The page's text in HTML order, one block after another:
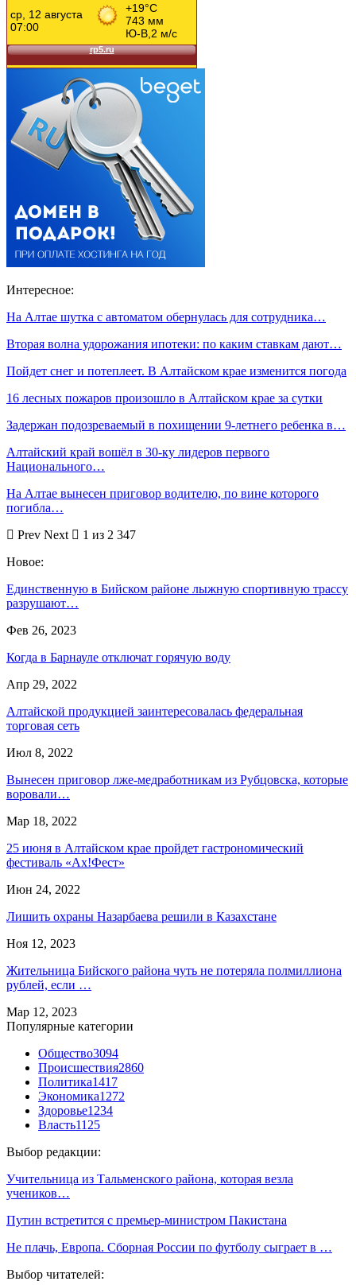
Интересное:
На Алтае шутка с автоматом обернулась для сотрудника…
Вторая волна удорожания ипотеки: по каким ставкам дают…
Пойдет снег и потеплеет. В Алтайском крае изменится погода
16 лесных пожаров произошло в Алтайском крае за сутки
Задержан подозреваемый в похищении 9-летнего ребенка в…
Алтайский край вошёл в 30-ку лидеров первого
Национального…
На Алтае вынесен приговор водителю, по вине которого
погибла…
Prev Next
1 из 2 347
Новое:
Единственную в Бийском районе лыжную спортивную трассу
разрушают…
Фев 26, 2023
Когда в Барнауле отключат горячую воду
Апр 29, 2022
Алтайской продукцией заинтересовалась федеральная
торговая сеть
Июл 8, 2022
Вынесен приговор лже-медработникам из Рубцовска, которые
воровали…
Мар 18, 2022
25 июня в Алтайском крае пройдет гастрономический
фестиваль «Ах!Фест»
Июн 24, 2022
Лишить охраны Назарбаева решили в Казахстане
Ноя 12, 2023
Жительница Бийского района чуть не потеряла полмиллиона
рублей, если …
Мар 12, 2023
Популярные категории
Общество3094
Происшествия2860
Политика1417
Экономика1272
Здоровье1234
Власть1125
Выбор редакции:
Учительница из Тальменского района, которая везла
учеников…
Путин встретится с премьер-министром Пакистана
Не плачь, Европа. Сборная России по футболу сыграет в …
Выбор читателей: